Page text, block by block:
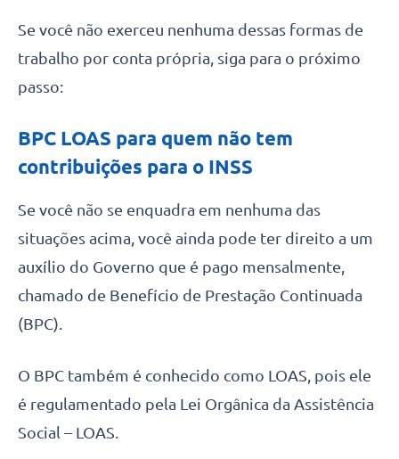
Se você não exerceu nenhuma dessas formas de
trabalho por conta própria, siga para o próximo
passo:
BPC LOAS para quem não tem
contribuições para o INSS
Se você não se enquadra em nenhuma das
situações acima, você ainda pode ter direito a um
auxílio do Governo que é pago mensalmente,
chamado de Benefício de Prestação Continuada
(BPC).
O BPC também é conhecido como LOAS, pois ele
é regulamentado pela Lei Orgânica da Assistência
Social – LOAS.